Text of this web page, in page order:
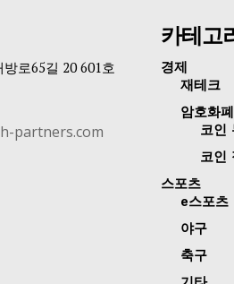
로65길 20 601호
partners.com
카테고
경제
재테크
암호화폐
코인
코인
스포츠
e스포츠
야구
축구